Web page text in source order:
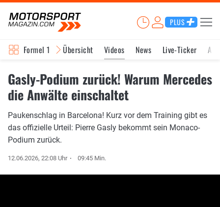
PLUS
Formel 1 Übersicht Videos News Live-Ticker
Gasly-Podium zurück! Warum Mercedes
die Anwälte einschaltet
Paukenschlag in Barcelona! Kurz vor dem Training gibt es
das offizielle Urteil: Pierre Gasly bekommt sein Monaco-
Podium zurück.
12.06.2026, 22:08 Uhr 09:45 Min.